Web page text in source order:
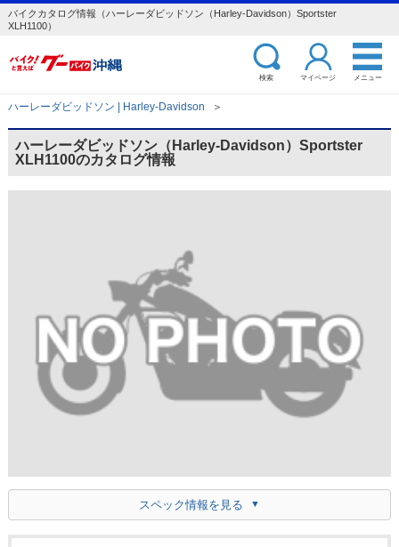
バイクカタログ情報（ハーレーダビッドソン（Harley-Davidson）Sportster
XLH1100）
検索 マイページ メニュー
ハーレーダビッドソン | Harley-Davidson ＞
ハーレーダビッドソン（Harley-Davidson）Sportster
XLH1100のカタログ情報
スペック情報を見る